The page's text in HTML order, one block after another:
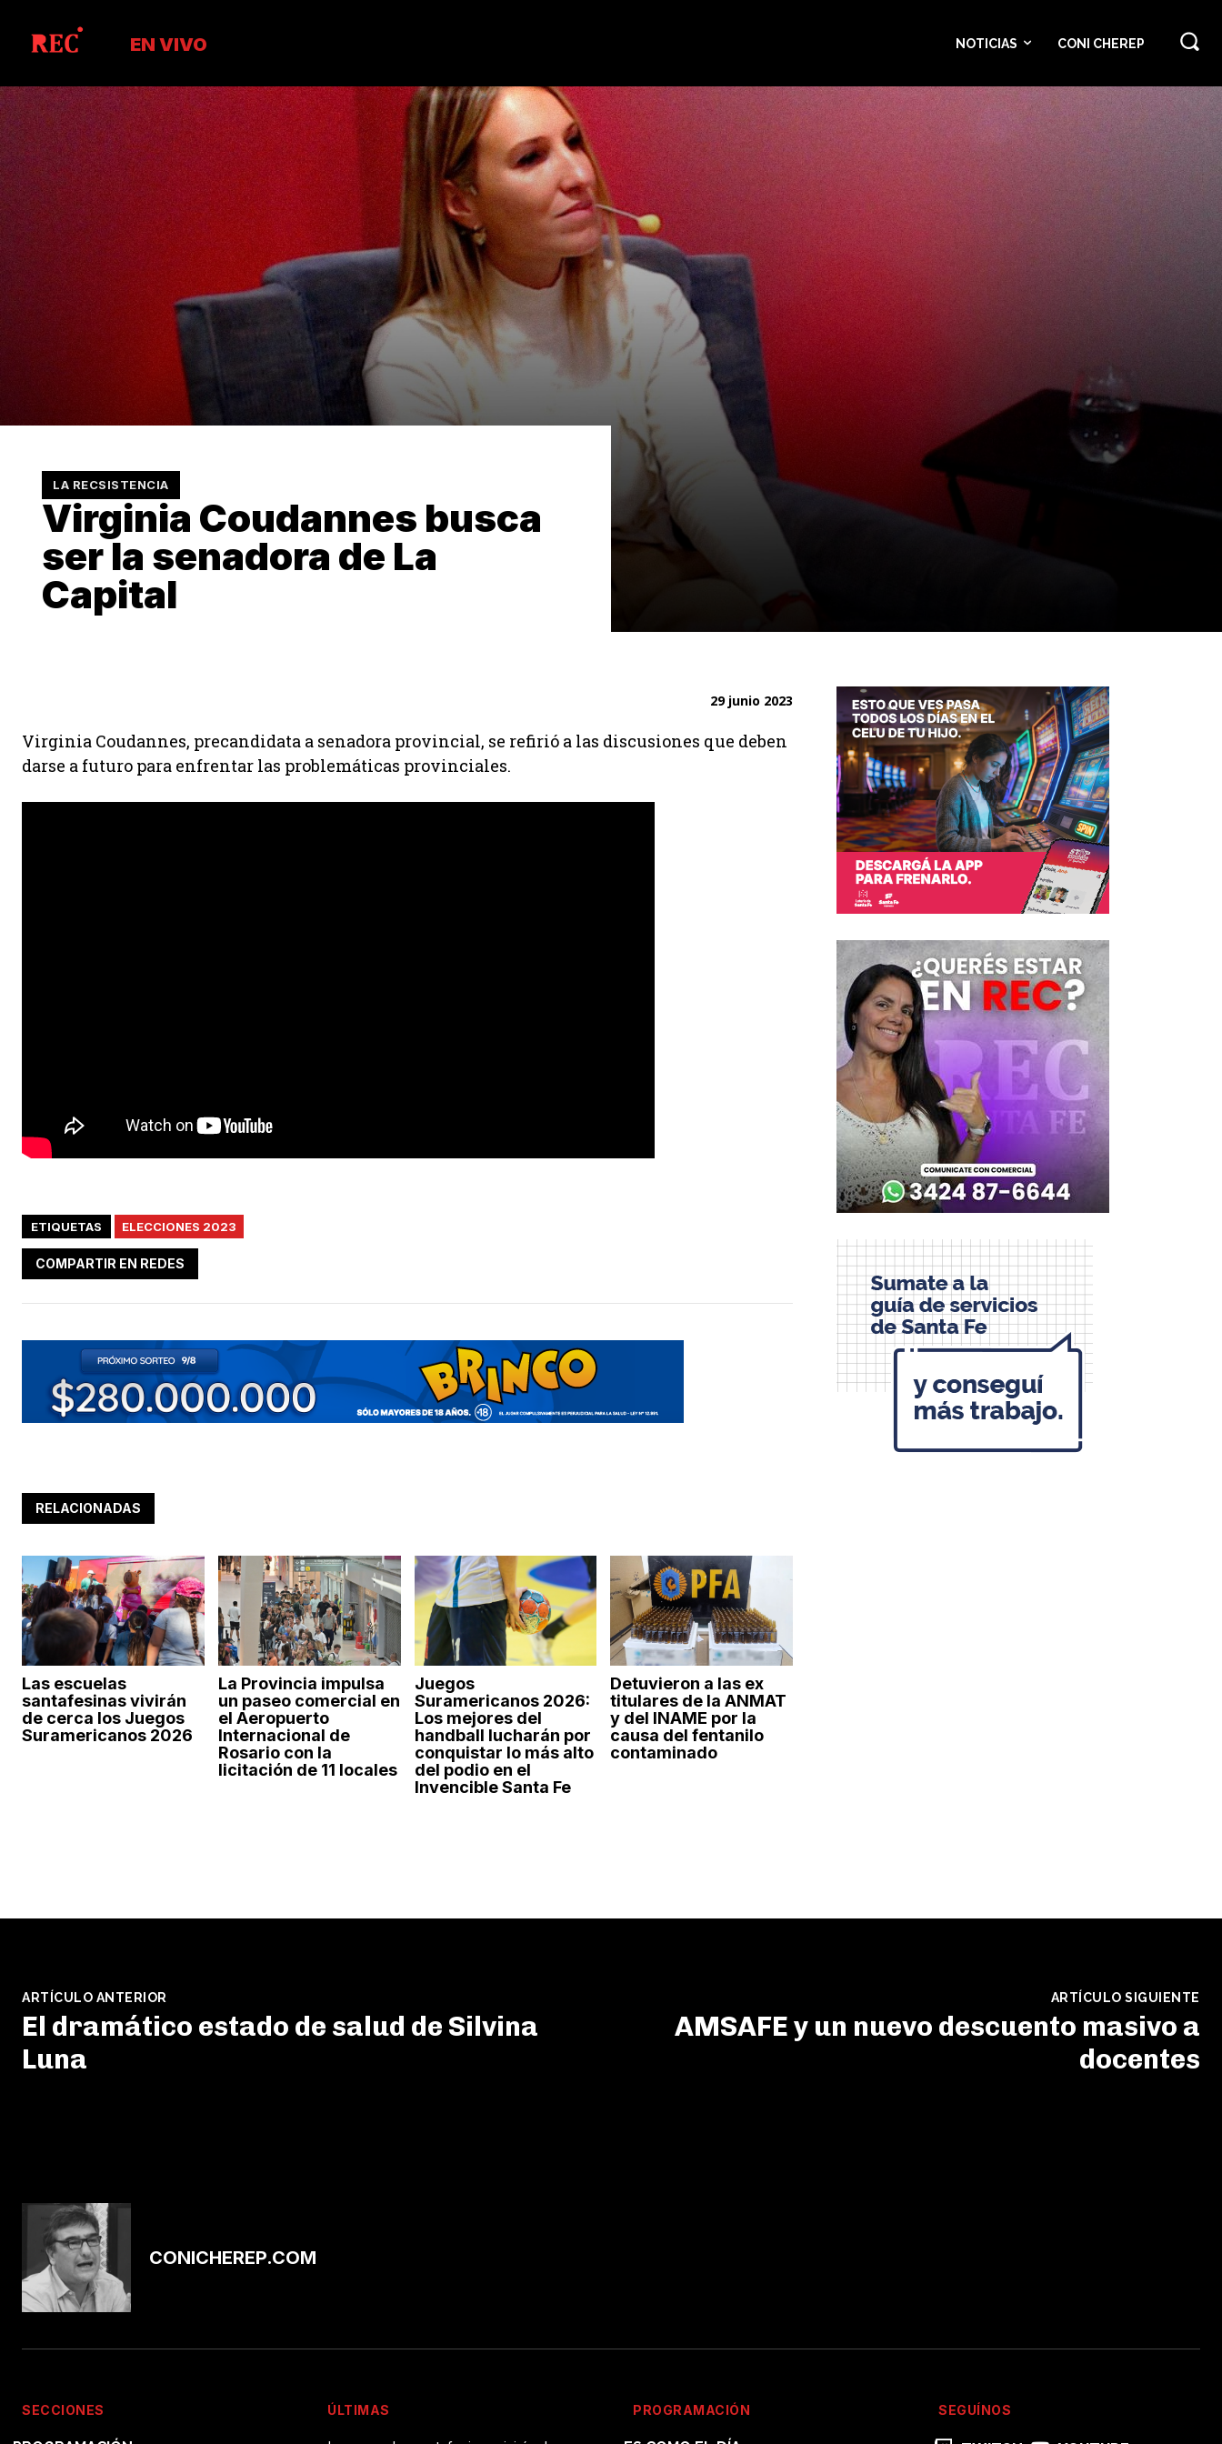
EN VIVO NOTICIAS CONI CHEREP
LA RECSISTENCIA
Virginia Coudannes busca
ser la senadora de La
Capital
29 junio 2023
Virginia Coudannes, precandidata a senadora provincial, se refirió a las discusiones que deben
darse a futuro para enfrentar las problemáticas provinciales.
ETIQUETAS ELECCIONES 2023
COMPARTIR EN REDES
RELACIONADAS
Las escuelas
santafesinas vivirán
de cerca los Juegos
Suramericanos 2026
La Provincia impulsa
un paseo comercial en
el Aeropuerto
Internacional de
Rosario con la
licitación de 11 locales
Juegos
Suramericanos 2026:
Los mejores del
handball lucharán por
conquistar lo más alto
del podio en el
Invencible Santa Fe
Detuvieron a las ex
titulares de la ANMAT
y del INAME por la
causa del fentanilo
contaminado
ARTÍCULO ANTERIOR
El dramático estado de salud de Silvina
Luna
ARTÍCULO SIGUIENTE
AMSAFE y un nuevo descuento masivo a
docentes
CONICHEREP.COM
SECCIONES ÚLTIMAS PROGRAMACIÓN SEGUÍNOS